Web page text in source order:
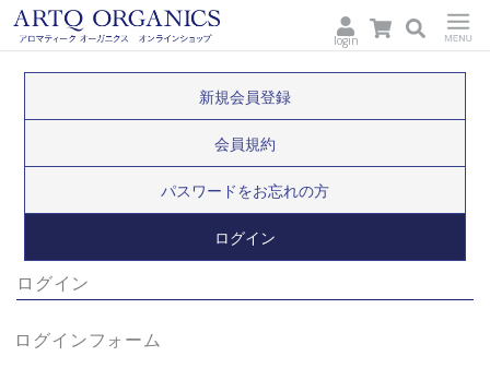
ARTQ
ORGANICS
login
Menu
新規会員登録
会員規約
パスワードをお忘れの方
ログイン
ログイン
ログインフォーム